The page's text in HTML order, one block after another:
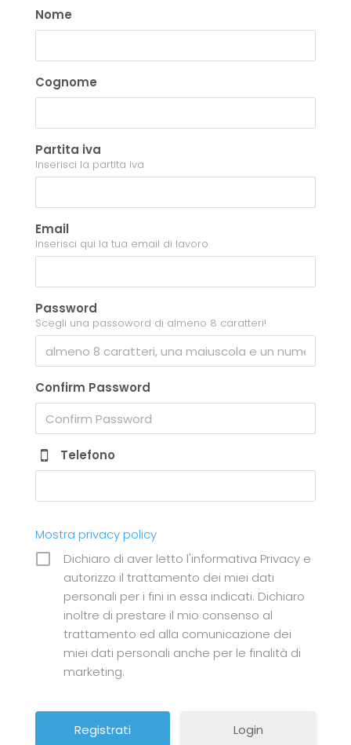
Nome
Cognome
Partita iva
Inserisci la partita iva
Email
Inserisci qui la tua email di lavoro
Password
Scegli una passoword di almeno 8 caratteri!
Confirm Password
Telefono
Mostra privacy policy
Dichiaro di aver letto l'informativa Privacy e
autorizzo il trattamento dei miei dati
personali per i fini in essa indicati. Dichiaro
inoltre di prestare il mio consenso al
trattamento ed alla comunicazione dei
miei dati personali anche per le finalità di
marketing.
Login